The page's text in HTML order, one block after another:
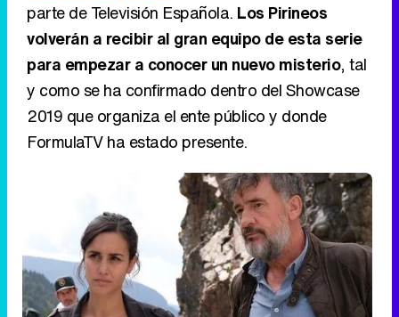
parte de Televisión Española. Los Pirineos
volverán a recibir al gran equipo de esta serie
para empezar a conocer un nuevo misterio, tal
y como se ha confirmado dentro del Showcase
2019 que organiza el ente público y donde
FormulaTV ha estado presente.